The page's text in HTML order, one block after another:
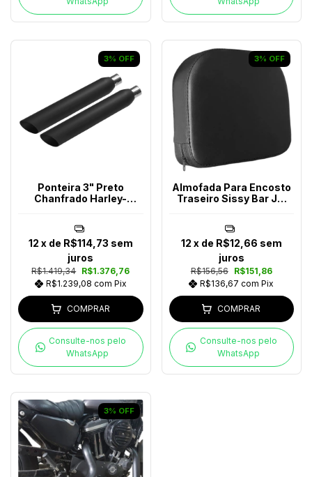
3% OFF
Ponteira 3" Preto
Chanfrado Harley-
R$1.419,34 R$1.376,76
R$1.239,08 com Pix
12 x de R$114,73 sem
juros
COMPRAR
Consulte-nos pelo
WhatsApp
3% OFF
Almofada Para Encosto
Traseiro Sissy Bar JM
R$156,56
R$151,86
R$136,67com Pix
12 x de R$12,66 sem
juros
COMPRAR
Consulte-nos pelo
WhatsApp
3% OFF